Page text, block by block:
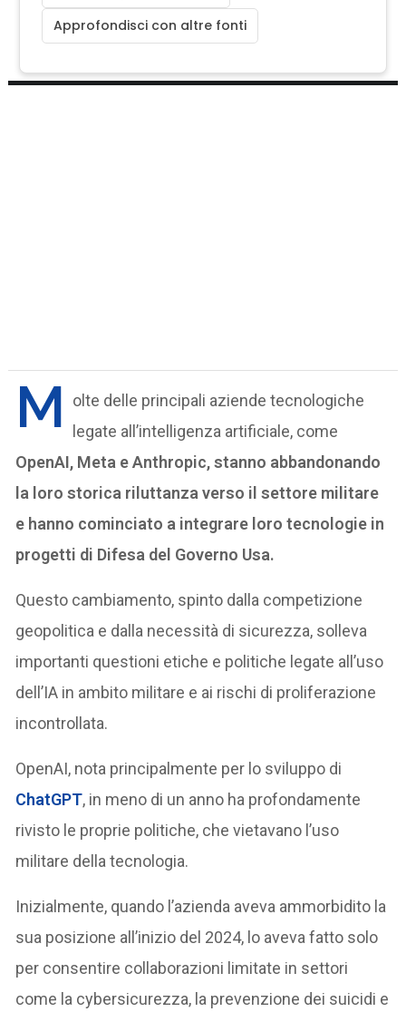
Approfondisci con altre fonti
M
olte delle principali aziende tecnologiche
legate all’intelligenza artificiale, come
OpenAI, Meta e Anthropic, stanno abbandonando
la loro storica riluttanza verso il settore militare
e hanno cominciato a integrare loro tecnologie in
progetti di Difesa del Governo Usa.
Questo cambiamento, spinto dalla competizione
geopolitica e dalla necessità di sicurezza, solleva
importanti questioni etiche e politiche legate all’uso
dell’IA in ambito militare e ai rischi di proliferazione
incontrollata.
OpenAI, nota principalmente per lo sviluppo di
ChatGPT, in meno di un anno ha profondamente
rivisto le proprie politiche, che vietavano l’uso
militare della tecnologia.
Inizialmente, quando l’azienda aveva ammorbidito la
sua posizione all’inizio del 2024, lo aveva fatto solo
per consentire collaborazioni limitate in settori
come la cybersicurezza, la prevenzione dei suicidi e